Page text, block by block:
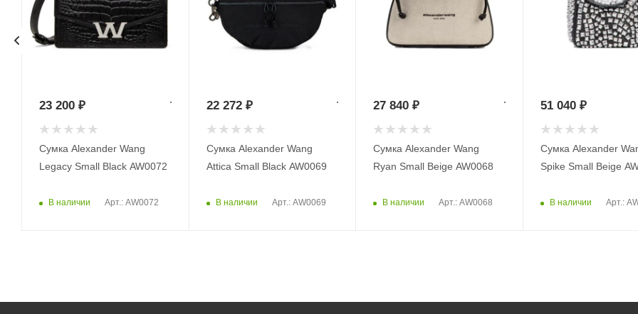
Сумка Alexander Wang
Legacy Small Black AW0072
В наличии Арт.: AW0072
23 200₽
Сумка Alexander Wang
Attica Small Black AW0069
В наличии Арт.: AW0069
22 272₽
Сумка Alexander Wang
Ryan Small Beige AW0068
В наличии Арт.: AW0068
27 840 ₽
Сумка Alexander
Spike Small Beige
В наличии Арт.:
51 040 ₽